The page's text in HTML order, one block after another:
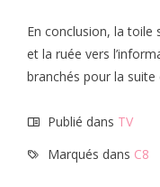
En conclusion, la toile
et la ruée vers
branchés pour la suite
Publié dans TV
Marqués dans C8